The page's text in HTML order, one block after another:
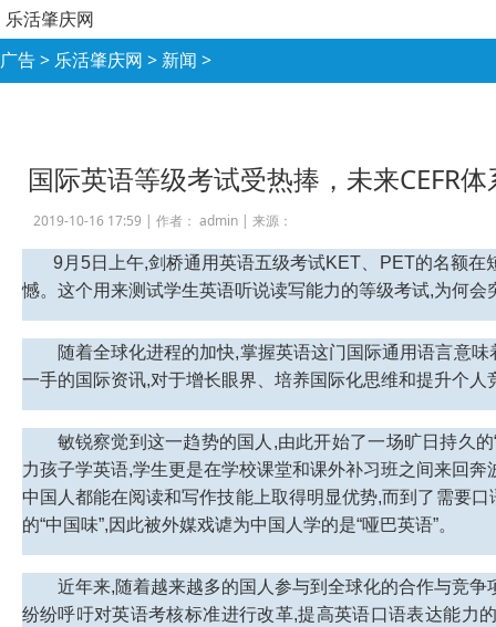
乐活肇庆网
广告> 乐活肇庆网 > 新闻 >
国际英语等级考试受热捧，未来CEFR
2019-10-16 17:59 | 作者： admin| 来源：
9月5日上午,剑桥通用英语五级考试KET、PET的名额
憾。这个用来测试学生英语听说读写能力的等级考试,为何
随着全球化进程的加快,掌握英语这门国际通用语言意
一手的国际资讯,对于增长眼界、培养国际化思维和提升个人
敏锐察觉到这一趋势的国人,由此开始了一场旷日持久
力孩子学英语,学生更是在学校课堂和课外补习班之间来回
中国人都能在阅读和写作技能上取得明显优势,而到了需要
的“中国味”,因此被外媒戏谑为中国人学的是“哑巴英语”。
近年来,随着越来越多的国人参与到全球化的合作与竞
纷纷呼吁对英语考核标准进行改革,提高英语口语表达能力